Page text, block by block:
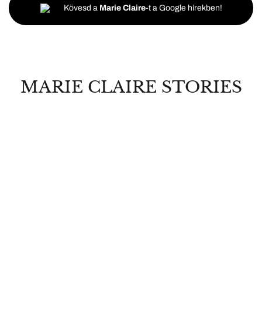
Kövesd a Marie Claire-t a Google hírekben!
MARIE CLAIRE STORIES